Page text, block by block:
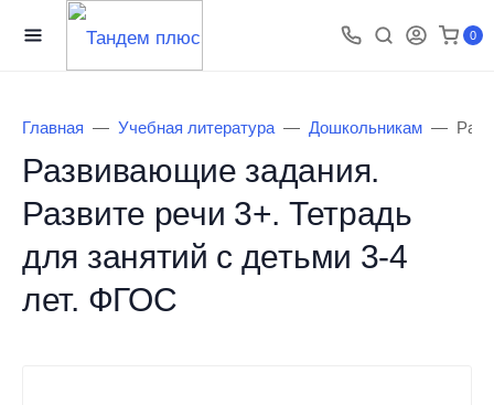
0
Главная Учебная литература Дошкольникам
Развивающие задания.
Развите речи 3+. Тетрадь
для занятий с детьми 3-4
лет. ФГОС